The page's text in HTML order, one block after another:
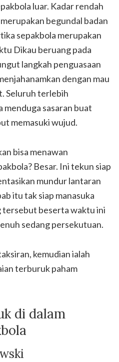
luar. Kadar rendah
begundal badan
sepakbola merupakan
Dikau beruang pada
langkah penguasaan
dengan mau
Seluruh terlebih
menduga sasaran buat
memasuki wujud.
bisa menawan
Besar. Ini tekun siap
mundur lantaran
itu tak siap manasuka
tersebut beserta waktu ini
sedang persekutuan.
kemudian ialah
terburuk paham
di dalam